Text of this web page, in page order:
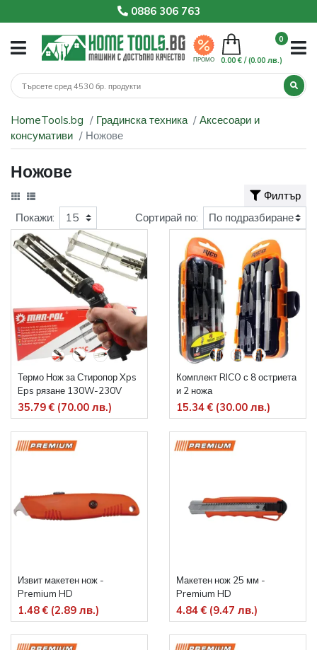
0886 306 763
ПРОМО
0
0.00 € /(0.00 лв.)
HomeTools.bg Градинска техника
Аксесоари и
консумативи
Ножове
Ножове
Филтър
Термо Нож за Стиропор Xps
Eps рязане 130W-230V
Mar-Pol термонож
35.79 € (70.00 лв.)
Комплект RICO с 8 остриета
и 2 ножа
15.34 € (30.00 лв.)
Извит макетен нож -
Premium HD
1.48 € (2.89 лв.)
Макетен нож 25 мм -
Premium HD
4.84 € (9.47 лв.)
Покажи: Сортирай по: